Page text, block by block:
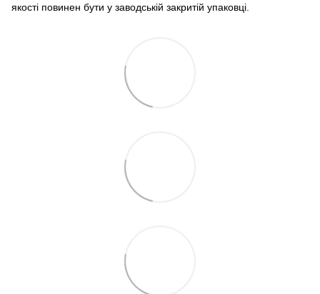
якості повинен бути у заводській закритій упаковці.